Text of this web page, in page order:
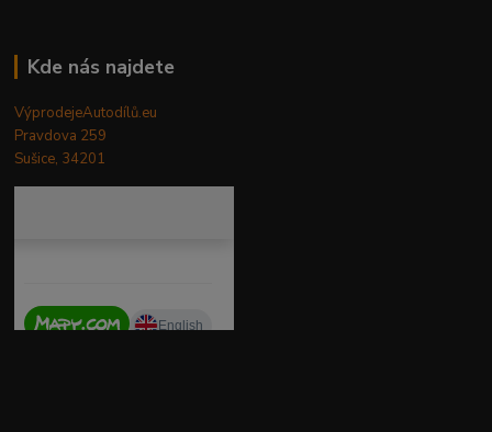
Kde nás najdete
VýprodejeAutodílů.eu
Pravdova 259
Sušice, 34201